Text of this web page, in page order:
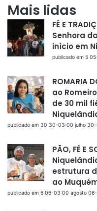
Mais lidas
FÉ E
Senhora
início em
publicado em 5
ROMARIA
ao
de 30 mil
publicado em 30 30-03:00 julho
PÃO, FÉ E
estrutura
ao
publicado em 6 06-03:00 agosto